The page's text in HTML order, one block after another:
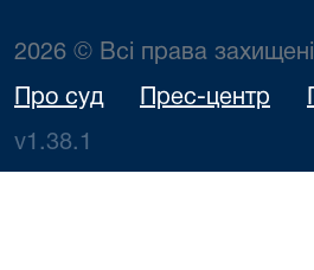
2026 © Всі права захищені
Про суд Прес-центр
v1.38.1